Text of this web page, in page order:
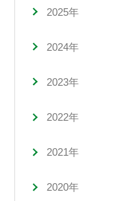
2025年
2024年
2023年
2022年
2021年
2020年